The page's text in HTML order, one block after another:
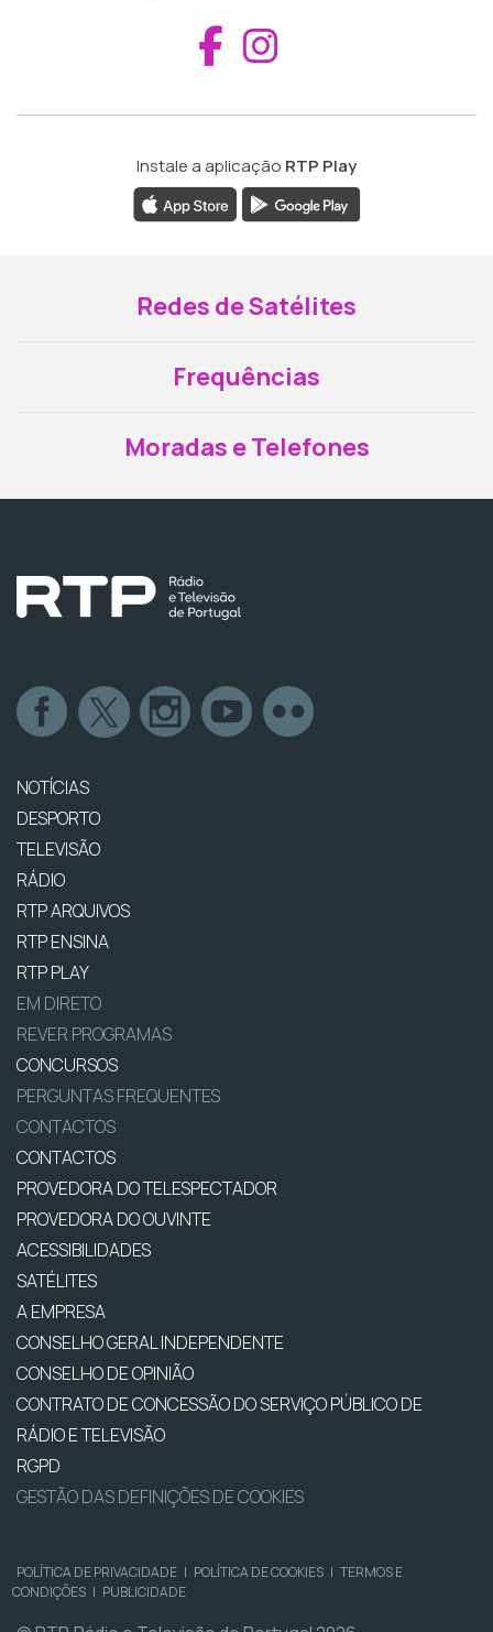
Aceder ao
Instale a aplicação RTP Play
Redes de Satélites
Frequências
Moradas e Telefones
NOTÍCIAS
DESPORTO
TELEVISÃO
RÁDIO
RTP ARQUIVOS
RTP ENSINA
RTP PLAY
EM DIRETO
REVER PROGRAMAS
CONCURSOS
PERGUNTAS FREQUENTES
CONTACTOS
CONTACTOS
PROVEDORA DO TELESPECTADOR
PROVEDORA DO OUVINTE
ACESSIBILIDADES
SATÉLITES
A EMPRESA
CONSELHO GERAL INDEPENDENTE
CONSELHO DE OPINIÃO
CONTRATO DE CONCESSÃO DO SERVIÇO PÚBLICO DE
RÁDIO E TELEVISÃO
RGPD
GESTÃO DAS DEFINIÇÕES DE COOKIES
POLÍTICA DE PRIVACIDADE | POLÍTICA DE COOKIES | TERMOS E
CONDIÇÕES | PUBLICIDADE